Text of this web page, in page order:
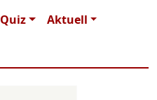
Aktuell